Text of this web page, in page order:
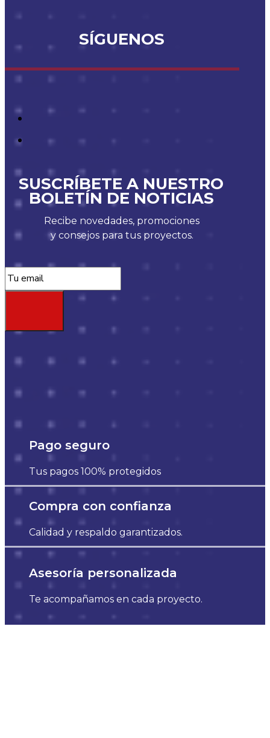
SÍGUENOS
SUSCRÍBETE A NUESTRO
BOLETÍN DE NOTICIAS
Recibe novedades, promociones
y consejos para tus proyectos.
Pago seguro
Tus pagos 100% protegidos
Compra con confianza
Calidad y respaldo garantizados.
Asesoría personalizada
Te acompañamos en cada proyecto.